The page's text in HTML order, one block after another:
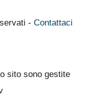
- Contattaci
sito sono gestite